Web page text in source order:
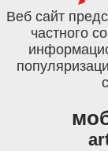
Веб сайт
частного